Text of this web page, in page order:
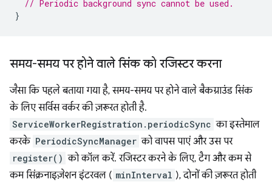
// Periodic background sync cannot be used.
}
समय-समय पर होने वाले सिंक को रजिस्टर करना
जैसा कि पहले बताया गया है, समय-समय पर होने वाले बैकग्राउंड सिंक
के लिए सर्विस वर्कर की ज़रूरत होती है.
ServiceWorkerRegistration.periodicSync का इस्तेमाल
करके PeriodicSyncManager को वापस पाएं और उस पर
register() को कॉल करें. रजिस्टर करने के लिए, टैग और कम से
कम सिंक्रनाइज़ेशन इंटरवल ( minInterval ), दोनों की ज़रूरत होती